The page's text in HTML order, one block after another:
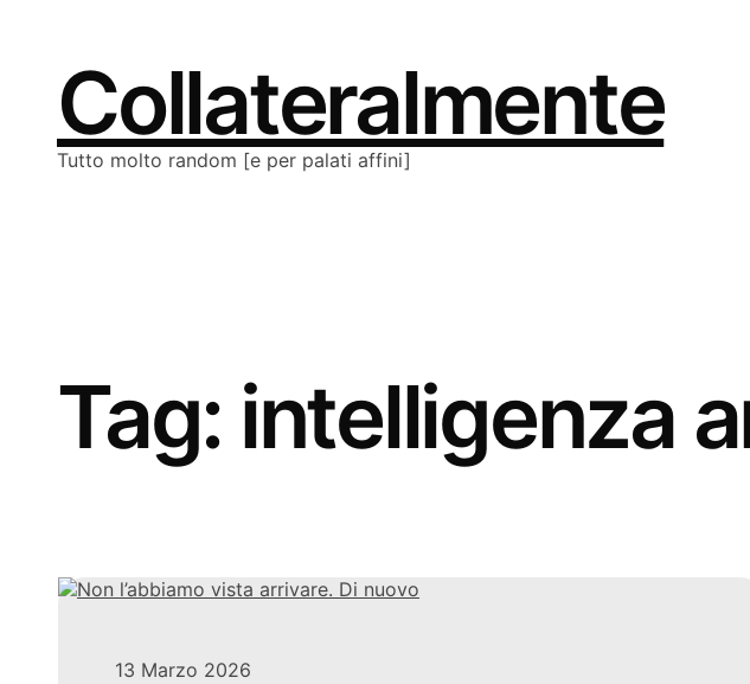
Collateralmente
Tutto molto random [e per palati affini]
Tag: intelligenza
13 Marzo 2026